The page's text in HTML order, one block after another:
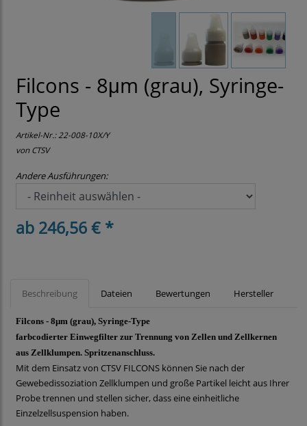
Filcons - 8μm (grau), Syringe-
Type
Artikel-Nr.:22-008-10X/Y
von CTSV
Andere Ausführungen:
ab 246,56 € *
Beschreibung Dateien Bewertungen Hersteller
Filcons - 8μm (grau), Syringe-Type
farbcodierter Einwegfilter zur Trennung von Zellen und Zellkernen
aus Zellklumpen. Spritzenanschluss.
Mit dem Einsatz von CTSV FILCONS können Sie nach der
Gewebedissoziation Zellklumpen und große Partikel leicht aus Ihrer
Probe trennen und stellen sicher, dass eine einheitliche
Einzelzellsuspension haben.